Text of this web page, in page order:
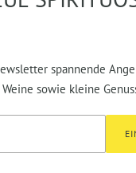
spannende
sowie kleine